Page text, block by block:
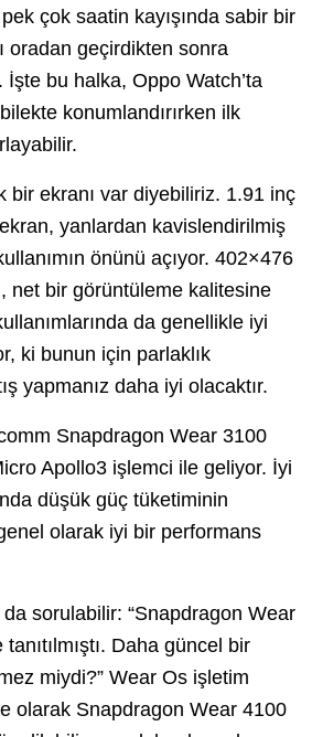
çok saatin kayışında sabir bir
oradan geçirdikten sonra
İşte bu halka, Oppo Watch’ta
konumlandırırken ilk
bir ekranı var diyebiliriz. 1.91 inç
yanlardan kavislendirilmiş
önünü açıyor. 402×476
net bir görüntüleme kalitesine
da genellikle iyi
ki bunun için parlaklık
yapmanız daha iyi olacaktır.
Snapdragon Wear 3100
Apollo3 işlemci ile geliyor. İyi
düşük güç tüketiminin
olarak iyi bir performans
sorulabilir: “Snapdragon Wear
Daha güncel bir
miydi?” Wear Os işletim
olarak Snapdragon Wear 4100